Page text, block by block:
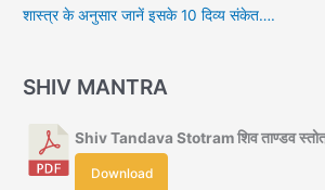
शास्त्र के अनुसार जानें इसके 10 दिव्य संकेत….
SHIV MANTRA
Shiv Tandava Stotram शिव ताण्डव
Download